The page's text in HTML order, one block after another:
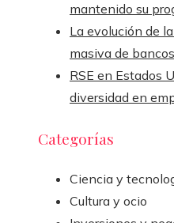
mantenido su
La evolución de
masiva de bancos
RSE en Estados
diversidad en
Categorías
Ciencia y
Cultura y ocio